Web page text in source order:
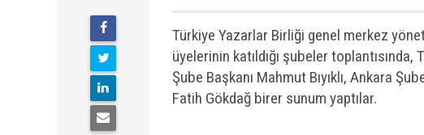
Türkiye Yazarlar Birliği genel merkez
üyelerinin katıldığı şubeler
Şube Başkanı Mahmut Bıyıklı, Ankara
Fatih Gökdağ birer sunum yaptılar.